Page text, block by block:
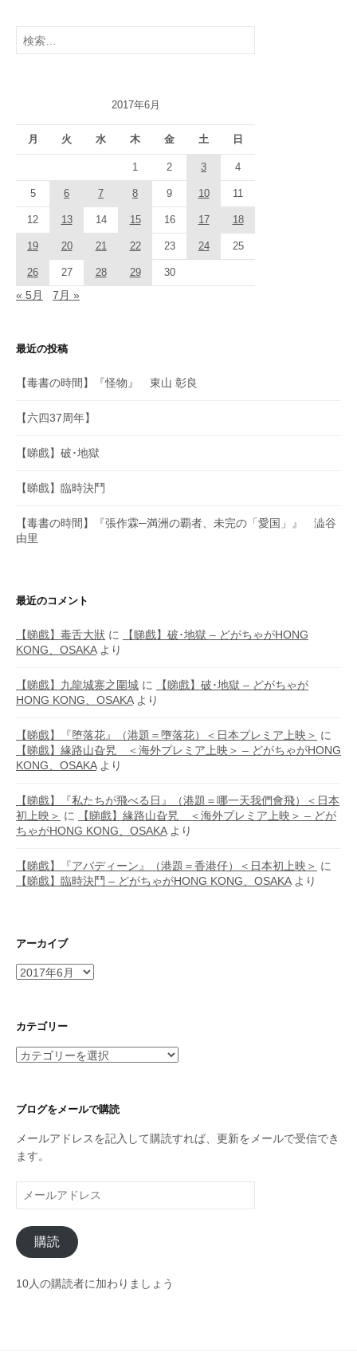
検
索:
2017年6月
月 火 水 木 金 土 日
1 2 3 4
5 6 7 8 9 10 11
12 13 14 15 16 17 18
19 20 21 22 23 24 25
26 27 28 29 30
« 5月 7月 »
最近の投稿
【毒書の時間】『怪物』 東山 彰良
【六四37周年】
【睇戲】破･地獄
【睇戲】臨時決鬥
【毒書の時間】『張作霖─満洲の覇者、未完の「愛国」』 澁谷
由里
最近のコメント
【睇戲】毒舌大狀 に
【睇戲】破･地獄 – どがちゃがHONG
KONG、OSAKAより
【睇戲】九龍城寨之圍城 に
【睇戲】破･地獄 – どがちゃが
HONG KONG、OSAKAより
【睇戲】『堕落花』（港題＝墮落花）＜日本プレミア上映＞ に
【睇戲】緣路山旮旯 ＜海外プレミア上映＞ – どがちゃがHONG
KONG、OSAKAより
【睇戲】『私たちが飛べる日』（港題＝哪一天我們會飛）＜日本
初上映＞ に
【睇戲】緣路山旮旯 ＜海外プレミア上映＞ – どが
ちゃがHONG KONG、OSAKAより
【睇戲】『アバディーン』（港題＝香港仔）＜日本初上映＞ に
【睇戲】臨時決鬥 – どがちゃがHONG KONG、OSAKAより
アーカイブ
ア
イ
カテゴリー
カ
リ
ブログをメールで購読
メールアドレスを記入して購読すれば、更新をメールで受信でき
ます。
ー
ル
ア
ド
レ
購読
10人の購読者に加わりましょう